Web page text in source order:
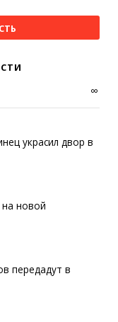
∞
украсил двор в
новой
передадут в